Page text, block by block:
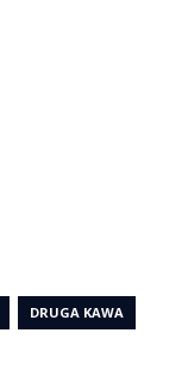
DRUGA KAWA